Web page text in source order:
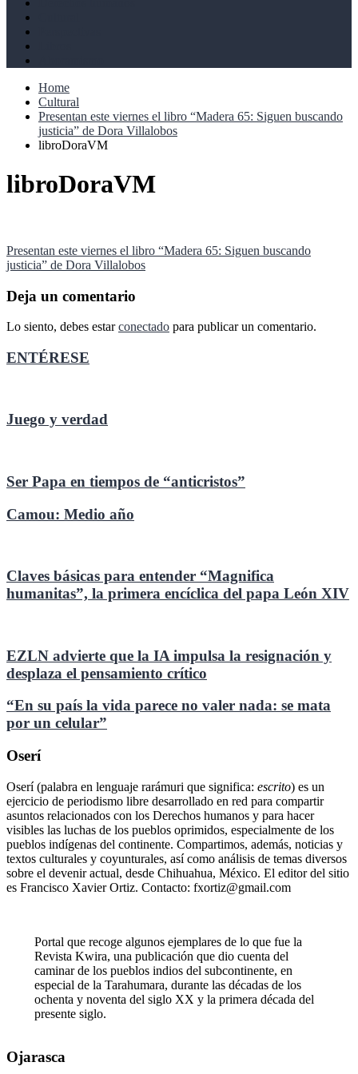
Home
Cultural
Presentan este viernes el libro “Madera 65: Siguen buscando
justicia” de Dora Villalobos
libroDoraVM
libroDoraVM
Navegación
de
entradas
Presentan este viernes el libro “Madera 65: Siguen buscando
justicia” de Dora Villalobos
Deja un comentario
Lo siento, debes estarconectado para publicar un comentario.
ENTÉRESE
Juego y verdad
Ser Papa en tiempos de “anticristos”
Camou: Medio año
Claves básicas para entender “Magnifica
humanitas”, la primera encíclica del papa León XIV
EZLN advierte que la IA impulsa la resignación y
desplaza el pensamiento crítico
“En su país la vida parece no valer nada: se mata
por un celular”
Oserí
Oserí (palabra en lenguaje rarámuri que significa: escrito) es un
ejercicio de periodismo libre desarrollado en red para compartir
asuntos relacionados con los Derechos humanos y para hacer
visibles las luchas de los pueblos oprimidos, especialmente de los
pueblos indígenas del continente. Compartimos, además, noticias y
textos culturales y coyunturales, así como análisis de temas diversos
sobre el devenir actual, desde Chihuahua, México. El editor del sitio
es Francisco Xavier Ortiz. Contacto: fxortiz@gmail.com
Portal que recoge algunos ejemplares de lo que fue la
Revista Kwira, una publicación que dio cuenta del
caminar de los pueblos indios del subcontinente, en
especial de la Tarahumara, durante las décadas de los
ochenta y noventa del siglo XX y la primera década del
presente siglo.
Ojarasca